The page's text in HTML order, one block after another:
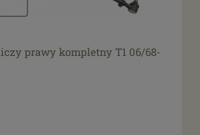
prawy kompletny T1 06/68-